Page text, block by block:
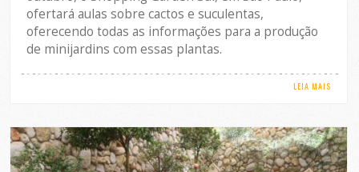
ofertará aulas sobre cactos e suculentas,
oferecendo todas as informações para a produção
de minijardins com essas plantas.
LEIA MAIS